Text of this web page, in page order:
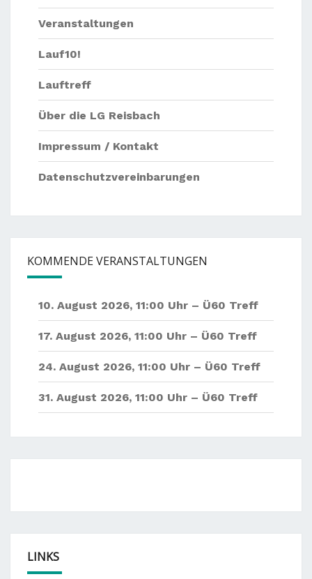
Veranstaltungen
Lauf10!
Lauftreff
Über die LG Reisbach
Impressum / Kontakt
Datenschutzvereinbarungen
KOMMENDE VERANSTALTUNGEN
10. August 2026, 11:00 Uhr – Ü60 Treff
17. August 2026, 11:00 Uhr – Ü60 Treff
24. August 2026, 11:00 Uhr – Ü60 Treff
31. August 2026, 11:00 Uhr – Ü60 Treff
LINKS